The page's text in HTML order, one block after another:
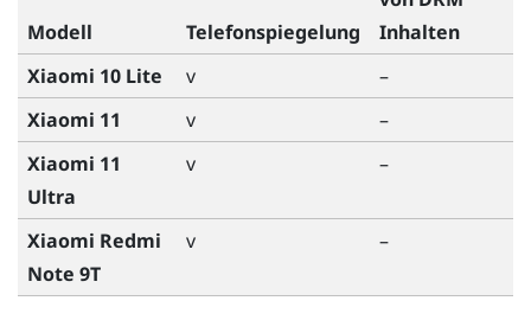
Modell Telefonspiegelung
Inhalten
Xiaomi 10 Lite
v
–
Xiaomi 11
v
–
Xiaomi 11
Ultra
v –
Xiaomi Redmi
Note 9T
v –